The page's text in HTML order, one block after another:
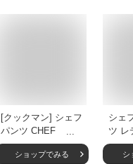
[クックマン] シェフ
パンツ CHEF
PANTS メンズ レデ
ィース ユニセック
ショップでみる
シェ
ツ レ
ズ 男
りシ